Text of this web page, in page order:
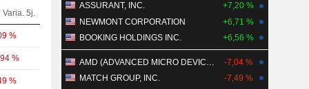
Varia. 5j.
%
%
%
ASSURANT, INC.
+7,20 %
NEWMONT CORPORATION
+6,71 %
BOOKING HOLDINGS INC.
+6,56 %
AMD (ADVANCED MICRO DEVICES)
-7,04 %
MATCH GROUP, INC.
-7,49 %